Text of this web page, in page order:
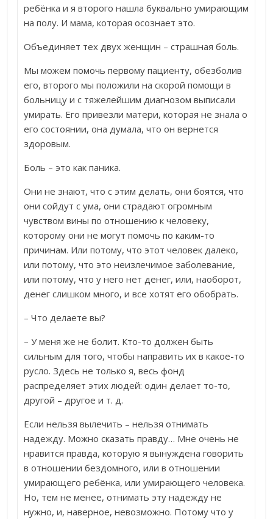
ребёнка и я второго нашла буквально умирающим
на полу. И мама, которая осознает это.
Объединяет тех двух женщин – страшная боль.
Мы можем помочь первому пациенту, обезболив
его, второго мы положили на скорой помощи в
больницу и с тяжелейшим диагнозом выписали
умирать. Его привезли матери, которая не знала о
его состоянии, она думала, что он вернется
здоровым.
Боль – это как паника.
Они не знают, что с этим делать, они боятся, что
они сойдут с ума, они страдают огромным
чувством вины по отношению к человеку,
которому они не могут помочь по каким-то
причинам. Или потому, что этот человек далеко,
или потому, что это неизлечимое заболевание,
или потому, что у него нет денег, или, наоборот,
денег слишком много, и все хотят его обобрать.
– Что делаете вы?
– У меня же не болит. Кто-то должен быть
сильным для того, чтобы направить их в какое-то
русло. Здесь не только я, весь фонд
распределяет этих людей: один делает то-то,
другой – другое и т. д.
Если нельзя вылечить – нельзя отнимать
надежду. Можно сказать правду… Мне очень не
нравится правда, которую я вынуждена говорить
в отношении бездомного, или в отношении
умирающего ребёнка, или умирающего человека.
Но, тем не менее, отнимать эту надежду не
нужно, и, наверное, невозможно. Потому что у